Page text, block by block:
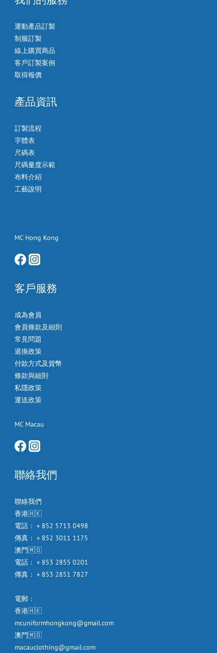
運動產品訂製
制服訂製
線上購買商品
客戶訂製案例
取得報價
產品資訊
訂製流程
字體表
尺碼表
尺碼量度示範
布料介紹
工藝說明
MC Hong Kong
客戶服務
成為會員
會員條款及細則
常見問題
退換政策
付款方式及貨幣
條款與細則
私隱政策
運送政策
MC Macau
聯絡我們
聯絡我們
香港🇭🇰
電話：＋852 5713 0498
傳真：＋852 3011 1175
澳門🇲🇴
電話：＋853 2855 0201
傳真：＋853 2851 7827
電郵：
香港🇭🇰
mcuniformhongkong@gmail.com
澳門🇲🇴
macauclothing@gmail.com